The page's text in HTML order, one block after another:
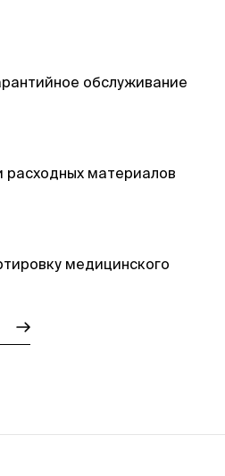
обслуживание
расходных материалов
медицинского